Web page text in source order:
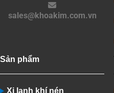
sales@khoakim.com.vn
Sản phẩm
Xi lanh khí nén